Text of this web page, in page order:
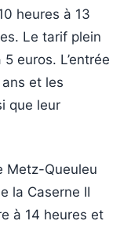
heures à 13
Le tarif plein
euros. L’entrée
et les
que leur
Metz-Queuleu
la Caserne II
à 14 heures et